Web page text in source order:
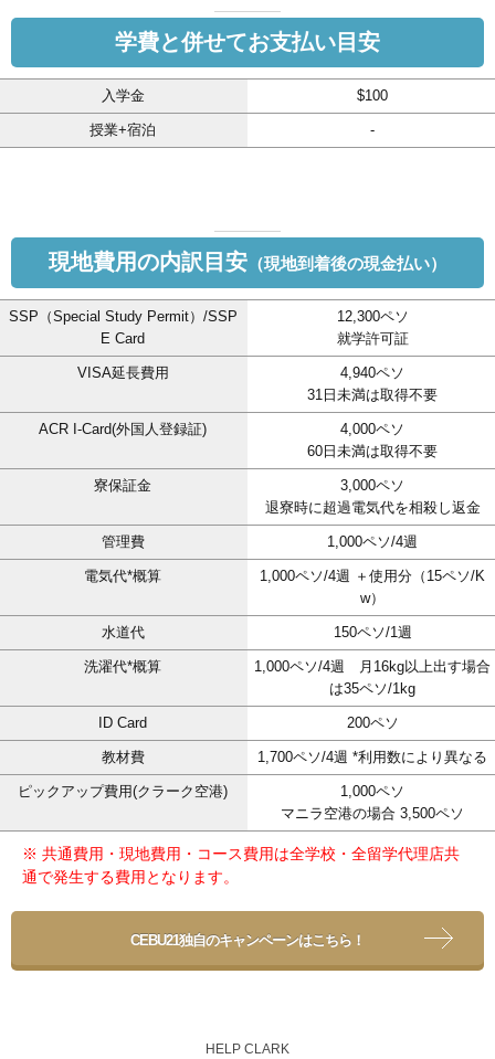
学費と併せてお支払い目安
入学金 $100
授業+宿泊 -
現地費用の内訳目安 （現地到着後の現金払い）
SSP（Special Study Permit）/SSP
E Card
12,300ペソ
就学許可証
VISA延長費用
4,940ペソ
31日未満は取得不要
ACR I-Card(外国人登録証)
4,000ペソ
60日未満は取得不要
寮保証金
3,000ペソ
退寮時に超過電気代を相殺し返金
管理費 1,000ペソ/4週
電気代*概算
1,000ペソ/4週 ＋使用分（15ペソ/K
w）
水道代 150ペソ/1週
洗濯代*概算
1,000ペソ/4週 月16kg以上出す場合
は35ペソ/1kg
ID Card 200ペソ
教材費 1,700ペソ/4週 *利用数により異なる
ピックアップ費用(クラーク空港)
1,000ペソ
マニラ空港の場合 3,500ペソ
※ 共通費用・現地費用・コース費用は全学校・全留学代理店共
通で発生する費用となります。
CEBU21独自のキャンペーンはこちら！
HELP CLARK